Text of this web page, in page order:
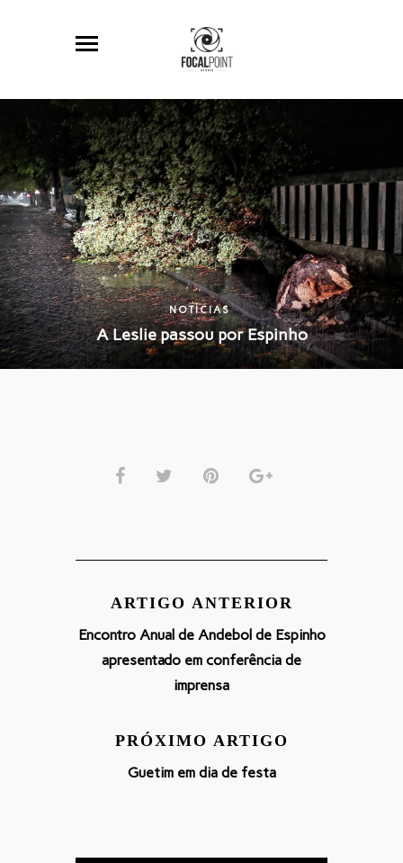
NOTÍCIAS
A Leslie passou por Espinho
ARTIGO ANTERIOR
Encontro Anual de Andebol de Espinho
apresentado em conferência de
imprensa
PRÓXIMO ARTIGO
Guetim em dia de festa